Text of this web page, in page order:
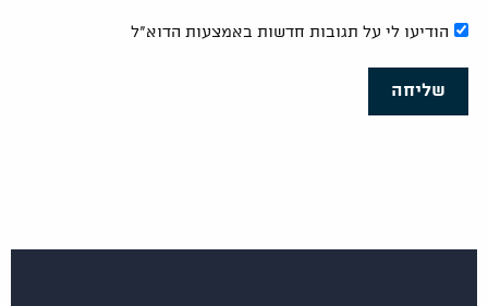
הודיעו לי על תגובות חדשות באמצעות הדוא"ל
שליחה